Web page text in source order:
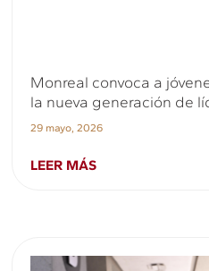
Monreal convoca a
la nueva generación de
29 mayo, 2026
LEER MÁS